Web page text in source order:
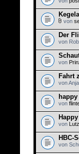
von
Der
von
von
Fahrt
von
von
von
HBC-
von